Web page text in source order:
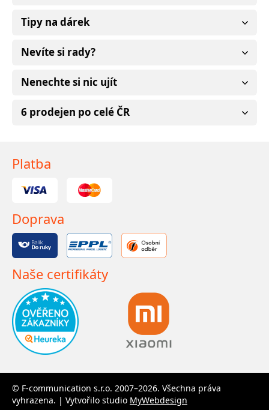
Tipy na dárek
Nevíte si rady?
Nenechte si nic ujít
6 prodejen po celé ČR
Platba
Doprava
Naše certifikáty
© F-communication s.r.o. 2007–2026. Všechna práva
vyhrazena. | Vytvořilo studio MyWebdesign